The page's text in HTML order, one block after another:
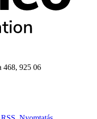
468, 925 06